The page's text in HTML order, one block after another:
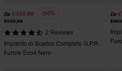
Da €409,99 -24%
€538,99
2 Reviews
Impianto di Scarico Completo G.P.R.
Furore Evo4 Nero
Da